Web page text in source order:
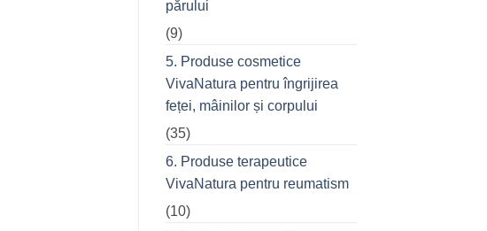
părului
(9)
5. Produse cosmetice
VivaNatura pentru îngrijirea
feței, mâinilor și corpului
(35)
6. Produse terapeutice
VivaNatura pentru reumatism
(10)